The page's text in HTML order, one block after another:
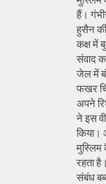
हैं।
हुसैन
कक्ष में
संवाद
जेल में
फखर
अपने
ने इस
किया।
मुस्लिम
रहता
संबंध